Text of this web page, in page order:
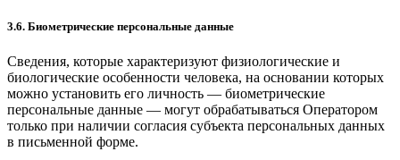
3.6. Биометрические персональные данные
Сведения, которые характеризуют физиологические и
биологические особенности человека, на основании которых
можно установить его личность — биометрические
персональные данные — могут обрабатываться Оператором
только при наличии согласия субъекта персональных данных
в письменной форме.